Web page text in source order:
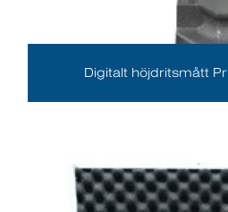
Digitalt höjdritsmått